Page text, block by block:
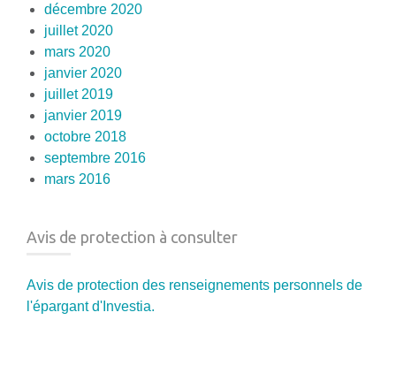
décembre 2020
juillet 2020
mars 2020
janvier 2020
juillet 2019
janvier 2019
octobre 2018
septembre 2016
mars 2016
Avis de protection à consulter
Avis de protection des renseignements personnels de
l'épargant d'Investia.